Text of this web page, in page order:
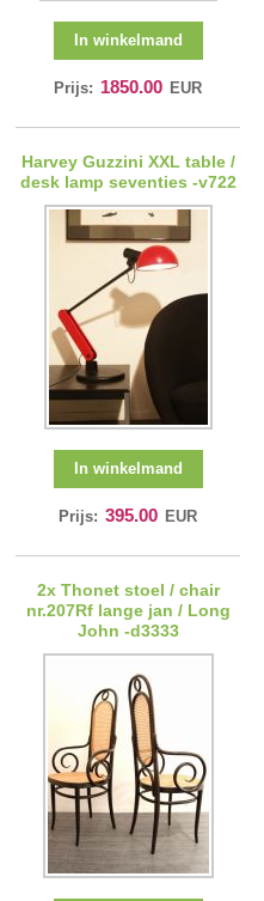
In winkelmand
Prijs: 1850.00 EUR
Harvey Guzzini XXL table /
desk lamp seventies -v722
In winkelmand
Prijs: 395.00 EUR
2x Thonet stoel / chair
nr.207Rf lange jan / Long
John -d3333